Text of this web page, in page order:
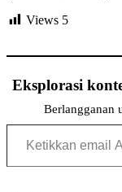
Views 5
Eksplorasi
Berlangganan
Ketikkan email Anda...